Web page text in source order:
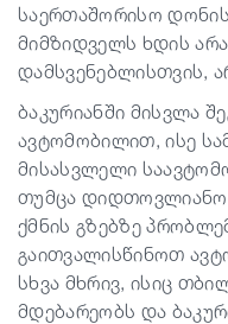
საერთაშორისო
მიმზიდველს ხდის
დამსვენებლისთვის,
ბაკურიანში მისვლა
ავტომობილით, ისე
მისასვლელი
თუმცა
ქმნის გზებზე
გაითვალისწინოთ
სხვა მხრივ, ისიც
მდებარეობს და